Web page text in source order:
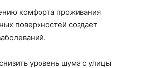
комфорта проживания
поверхностей создает
уровень шума с улицы